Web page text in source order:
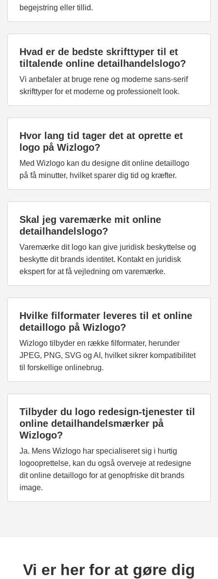
begejstring eller tillid.
Hvad er de bedste skrifttyper til et
tiltalende online detailhandelslogo?
Vi anbefaler at bruge rene og moderne sans-serif
skrifttyper for et moderne og professionelt look.
Hvor lang tid tager det at oprette et
logo på Wizlogo?
Med Wizlogo kan du designe dit online detaillogo
på få minutter, hvilket sparer dig tid og kræfter.
Skal jeg varemærke mit online
detailhandelslogo?
Varemærke dit logo kan give juridisk beskyttelse og
beskytte dit brands identitet. Kontakt en juridisk
ekspert for at få vejledning om varemærke.
Hvilke filformater leveres til et online
detaillogo på Wizlogo?
Wizlogo tilbyder en række filformater, herunder
JPEG, PNG, SVG og AI, hvilket sikrer kompatibilitet
til forskellige onlinebrug.
Tilbyder du logo redesign-tjenester til
online detailhandelsmærker på
Wizlogo?
Ja. Mens Wizlogo har specialiseret sig i hurtig
logooprettelse, kan du også overveje at redesigne
dit online detaillogo for at genopfriske dit brands
image.
Vi er her for at gøre dig